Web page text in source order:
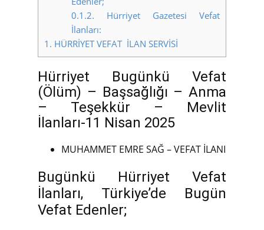
0.1.2. Hürriyet Gazetesi Vefat
İlanları:
1. HÜRRİYET VEFAT İLAN SERVİSİ
Hürriyet Bugünkü Vefat
(Ölüm) – Başsağlığı – Anma
– Teşekkür – Mevlit
İlanları-11 Nisan 2025
MUHAMMET EMRE SAĞ – VEFAT İLANI
Bugünkü Hürriyet Vefat
İlanları, Türkiye’de Bugün
Vefat Edenler;